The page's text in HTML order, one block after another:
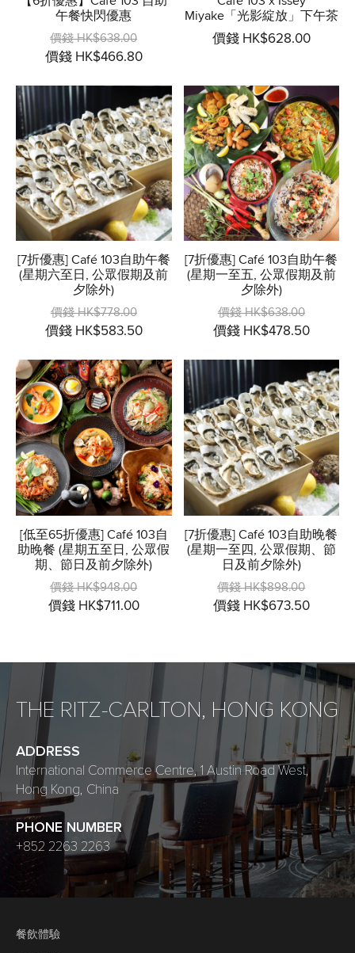
午餐快閃優惠
價錢 HK$638.00
價錢 HK$466.80
Miyake「光影綻放」下午茶
價錢 HK$628.00
[7折優惠] Café 103自助午餐
(星期六至日, 公眾假期及前
夕除外)
價錢 HK$778.00
價錢 HK$583.50
[7折優惠] Café 103自助午餐
(星期一至五, 公眾假期及前
夕除外)
價錢 HK$638.00
價錢 HK$478.50
[低至65折優惠] Café 103自
助晚餐 (星期五至日, 公眾假
期、節日及前夕除外)
價錢 HK$948.00
價錢 HK$711.00
[7折優惠] Café 103自助晚餐
(星期一至四, 公眾假期、節
日及前夕除外)
價錢 HK$898.00
價錢 HK$673.50
THE RITZ-CARLTON, HONG KONG
ADDRESS
International Commerce Centre, 1 Austin Road West,
Hong Kong, China
PHONE NUMBER
+852 2263 2263
餐飲體驗